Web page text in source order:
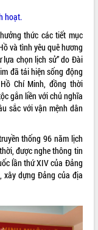
hoạt.
thức các tiết mục
và tình yêu quê hương
lựa chọn lịch sử” do Đài
đã tái hiện sống động
Chí Minh, đồng thời
gắn liền với chủ nghĩa
sắc với vận mệnh dân
thống 96 năm lịch
được nghe thông tin
lần thứ XIV của Đảng
xây dựng Đảng của địa